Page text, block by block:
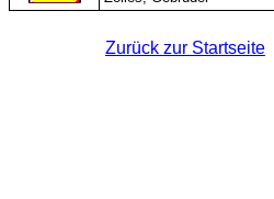
Zurück zur Startseite